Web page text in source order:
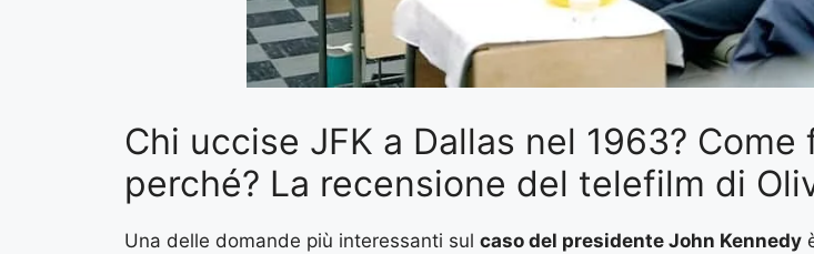
Chi uccise JFK a Dallas nel 1963?
perché? La recensione del telefilm di
Una delle domande più interessanti sul caso del presidente John Kennedy